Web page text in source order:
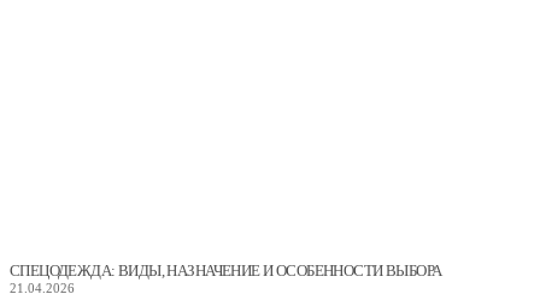
СПЕЦОДЕЖДА: ВИДЫ, НАЗНАЧЕНИЕ И ОСОБЕННОСТИ ВЫБОРА
21.04.2026